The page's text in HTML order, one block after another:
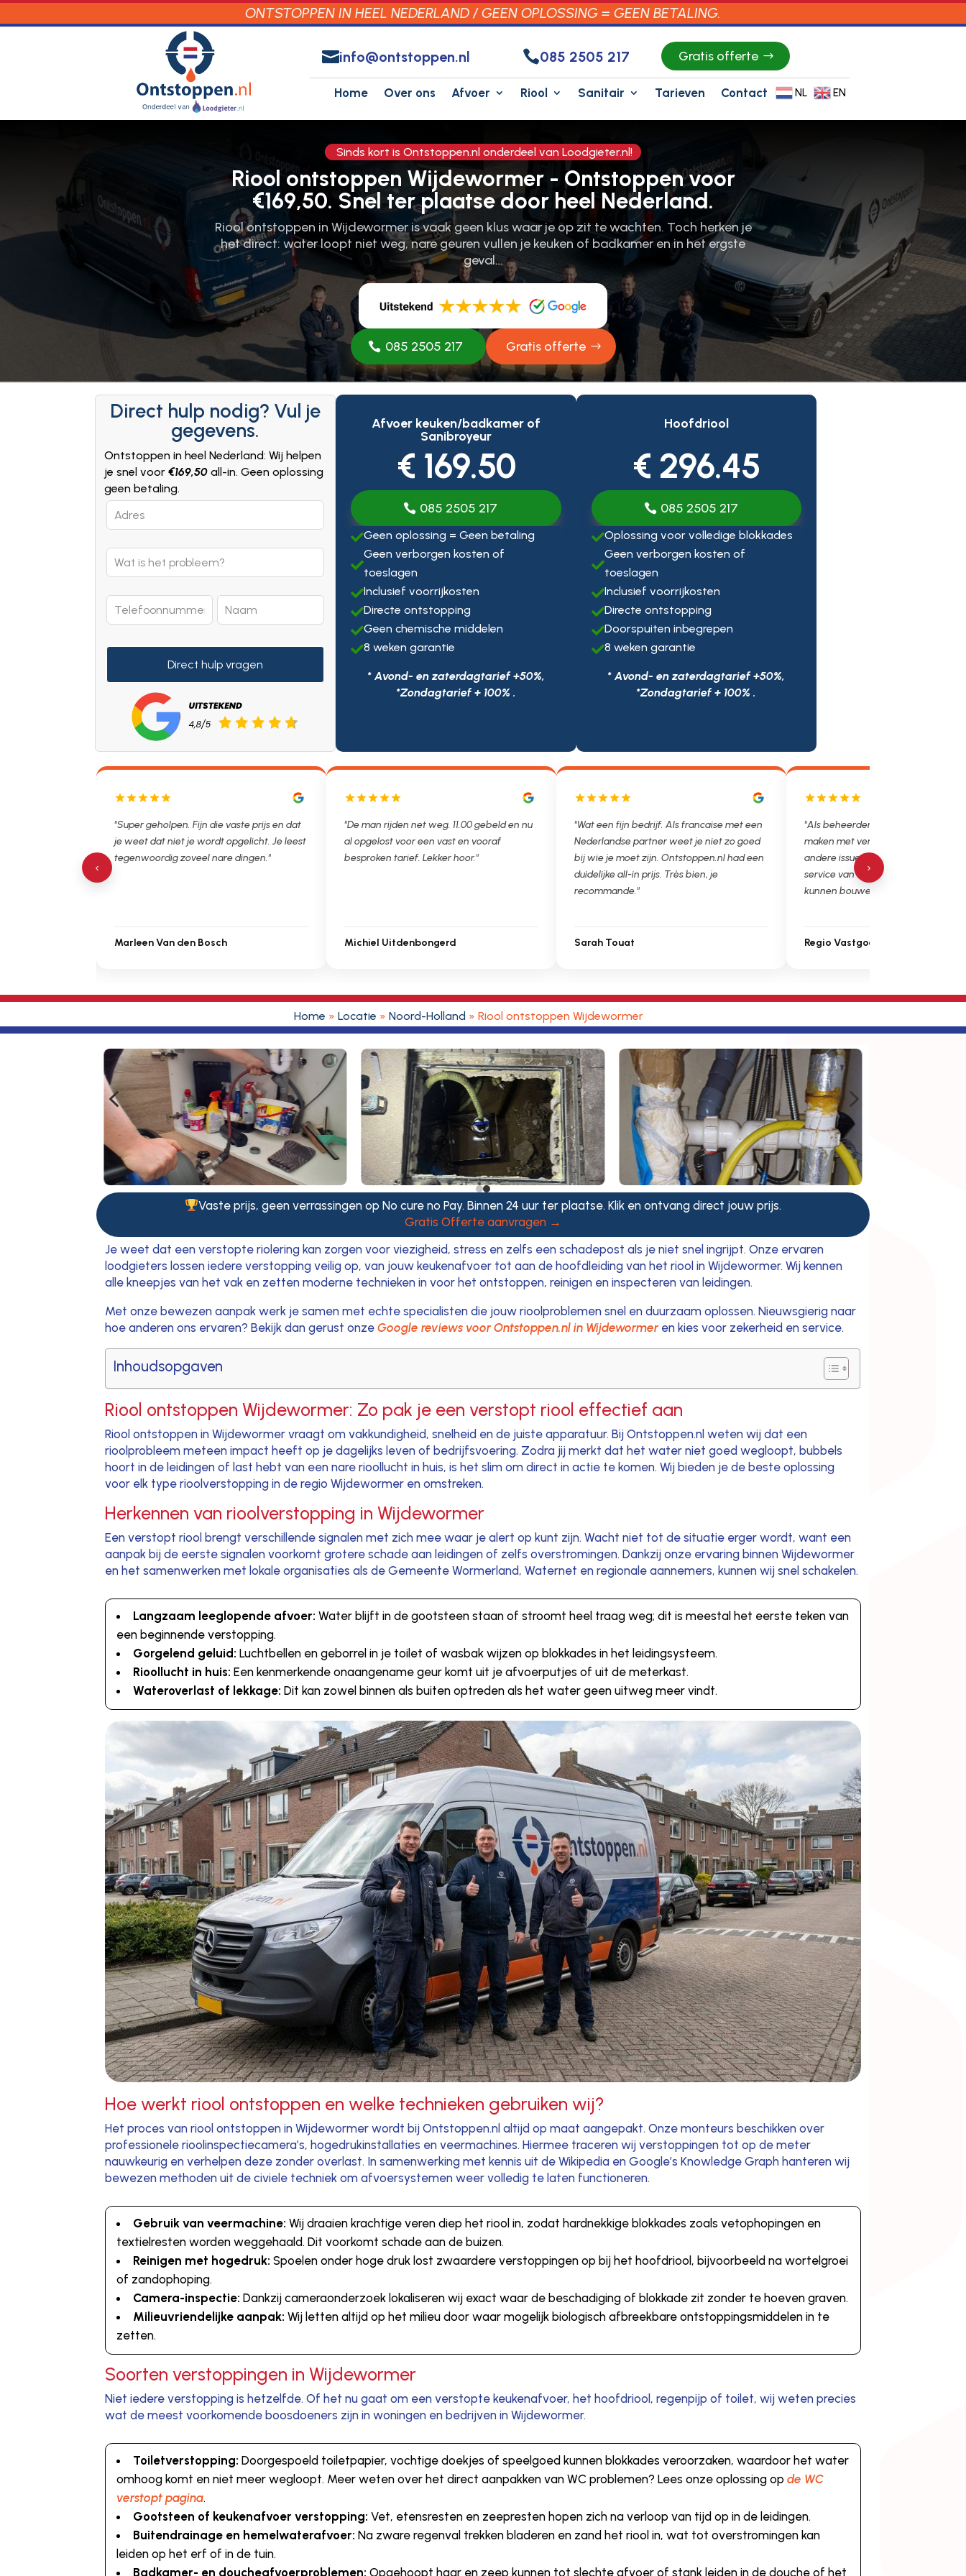
ONTSTOPPEN IN HEEL NEDERLAND / GEEN OPLOSSING = GEEN BETALING.
info@ontstoppen.nl 085 2505 217 Gratis offerte
Home Over ons Afvoer Riool Sanitair Tarieven Contact NL EN
Sinds kort is Ontstoppen.nl onderdeel van Loodgieter.nl!
Riool ontstoppen Wijdewormer - Ontstoppen voor
€169,50. Snel ter plaatse door heel Nederland.
Riool ontstoppen in Wijdewormer is vaak geen klus waar je op zit te wachten.​ Toch herken je
het direct: water loopt niet weg, nare geuren vullen je keuken of badkamer en in het ergste
geval…
085 2505 217 Gratis offerte
Direct hulp nodig? Vul je
gegevens.
Ontstoppen in heel Nederland: Wij helpen
je snel voor €169,50 all-in. Geen oplossing
geen betaling.
Leave
this
blank
Direct hulp vragen
Afvoer keuken/badkamer of
Sanibroyeur
€ 169.50
085 2505 217
Geen oplossing = Geen betaling

Geen verborgen kosten of
toeslagen
Inclusief voorrijkosten
Directe ontstopping
Geen chemische middelen
8 weken garantie
* Avond- en zaterdagtarief +50%,
*Zondagtarief + 100% .
Hoofdriool
€ 296.45
085 2505 217
Oplossing voor volledige blokkades

Geen verborgen kosten of
toeslagen
Inclusief voorrijkosten
Directe ontstopping
Doorspuiten inbegrepen
8 weken garantie
* Avond- en zaterdagtarief +50%,
*Zondagtarief + 100% .
"Super geholpen. Fijn die vaste prijs en dat
je weet dat niet je wordt opgelicht. Je leest
tegenwoordig zoveel nare dingen."
Marleen Van den Bosch
"De man rijden net weg. 11.00 gebeld en nu
al opgelost voor een vast en vooraf
besproken tarief. Lekker hoor."
Michiel Uitdenbongerd
"Wat een fijn bedrijf. Als francaise met een
Nederlandse partner weet je niet zo goed
bij wie je moet zijn. Ontstoppen.nl had een
duidelijke all-in prijs. Très bien, je
recommande."
Sarah Touat
"Als beheerder hebben we helaas
maken met verstoppingen,
andere issues. Het is super fijn dat
service van Ontstoppen.nl en
kunnen bouwen. Ga zo door!"
Regio Vastgoedbeheer
‹ ›
Home » Locatie » Noord-Holland » Riool ontstoppen Wijdewormer
4 5
Vaste prijs, geen verrassingen op No cure no Pay. Binnen 24 uur ter plaatse. Klik en ontvang direct jouw prijs.
Gratis Offerte aanvragen →
Je weet dat een verstopte riolering kan zorgen voor viezigheid, stress en zelfs een schadepost als je niet snel ingrijpt. Onze ervaren
loodgieters lossen iedere verstopping veilig op, van jouw keukenafvoer tot aan de hoofdleiding van het riool in Wijdewormer. Wij kennen
alle kneepjes van het vak en zetten moderne technieken in voor het ontstoppen, reinigen en inspecteren van leidingen.
Met onze bewezen aanpak werk je samen met echte specialisten die jouw rioolproblemen snel en duurzaam oplossen. Nieuwsgierig naar
hoe anderen ons ervaren? Bekijk dan gerust onzeGoogle reviews voor Ontstoppen.nl in Wijdewormeren kies voor zekerheid en service.
Inhoudsopgaven
Riool ontstoppen Wijdewormer: Zo pak je een verstopt riool effectief aan
Riool ontstoppen in Wijdewormer vraagt om vakkundigheid, snelheid en de juiste apparatuur. Bij Ontstoppen.nl weten wij dat een
rioolprobleem meteen impact heeft op je dagelijks leven of bedrijfsvoering. Zodra jij merkt dat het water niet goed wegloopt, bubbels
hoort in de leidingen of last hebt van een nare rioollucht in huis, is het slim om direct in actie te komen. Wij bieden je de beste oplossing
voor elk type rioolverstopping in de regio Wijdewormer en omstreken.
Herkennen van rioolverstopping in Wijdewormer
Een verstopt riool brengt verschillende signalen met zich mee waar je alert op kunt zijn. Wacht niet tot de situatie erger wordt, want een
aanpak bij de eerste signalen voorkomt grotere schade aan leidingen of zelfs overstromingen. Dankzij onze ervaring binnen Wijdewormer
en het samenwerken met lokale organisaties als de Gemeente Wormerland, Waternet en regionale aannemers, kunnen wij snel schakelen.
Langzaam leeglopende afvoer: Water blijft in de gootsteen staan of stroomt heel traag weg; dit is meestal het eerste teken van
een beginnende verstopping.
Gorgelend geluid: Luchtbellen en geborrel in je toilet of wasbak wijzen op blokkades in het leidingsysteem.
Rioollucht in huis: Een kenmerkende onaangename geur komt uit je afvoerputjes of uit de meterkast.
Wateroverlast of lekkage: Dit kan zowel binnen als buiten optreden als het water geen uitweg meer vindt.
Hoe werkt riool ontstoppen en welke technieken gebruiken wij?
Het proces van riool ontstoppen in Wijdewormer wordt bij Ontstoppen.nl altijd op maat aangepakt. Onze monteurs beschikken over
professionele rioolinspectiecamera’s, hogedrukinstallaties en veermachines. Hiermee traceren wij verstoppingen tot op de meter
nauwkeurig en verhelpen deze zonder overlast. In samenwerking met kennis uit de Wikipedia en Google’s Knowledge Graph hanteren wij
bewezen methoden uit de civiele techniek om afvoersystemen weer volledig te laten functioneren.
Gebruik van veermachine: Wij draaien krachtige veren diep het riool in, zodat hardnekkige blokkades zoals vetophopingen en
textielresten worden weggehaald. Dit voorkomt schade aan de buizen.
Reinigen met hogedruk: Spoelen onder hoge druk lost zwaardere verstoppingen op bij het hoofdriool, bijvoorbeeld na wortelgroei
of zandophoping.
Camera-inspectie: Dankzij cameraonderzoek lokaliseren wij exact waar de beschadiging of blokkade zit zonder te hoeven graven.
Milieuvriendelijke aanpak: Wij letten altijd op het milieu door waar mogelijk biologisch afbreekbare ontstoppingsmiddelen in te
zetten.
Soorten verstoppingen in Wijdewormer
Niet iedere verstopping is hetzelfde. Of het nu gaat om een verstopte keukenafvoer, het hoofdriool, regenpijp of toilet, wij weten precies
wat de meest voorkomende boosdoeners zijn in woningen en bedrijven in Wijdewormer.
Toiletverstopping: Doorgespoeld toiletpapier, vochtige doekjes of speelgoed kunnen blokkades veroorzaken, waardoor het water
omhoog komt en niet meer wegloopt. Meer weten over het direct aanpakken van WC problemen? Lees onze oplossing opde WC
verstopt pagina.
Gootsteen of keukenafvoer verstopping: Vet, etensresten en zeepresten hopen zich na verloop van tijd op in de leidingen.
Buitendrainage en hemelwaterafvoer: Na zware regenval trekken bladeren en zand het riool in, wat tot overstromingen kan
leiden op het erf of in de tuin.
Badkamer- en doucheafvoerproblemen: Opgehoopt haar en zeep kunnen tot slechte afvoer of stank leiden in de douche of het